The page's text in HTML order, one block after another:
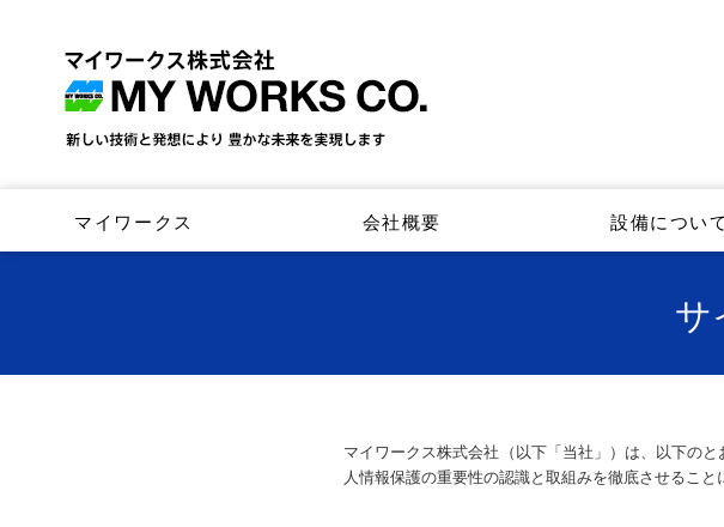
マイワークス 会社概要 設備について
サ
マイワークス株式会社（以下「当社」）は、以下の
人情報保護の重要性の認識と取組みを徹底させること